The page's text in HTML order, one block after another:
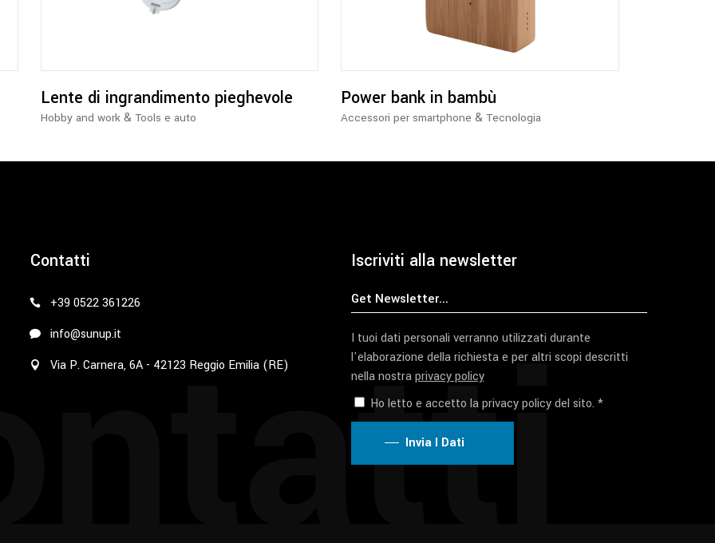
Lente di ingrandimento pieghevole
Hobby and work& Tools e auto
Power bank in bambù
Accessori per smartphone &Tecnologia
Contatti
+39 0522 361226
info@sunup.it
Via P. Carnera, 6A - 42123 Reggio Emilia (RE)
Iscriviti alla newsletter
I tuoi dati personali verranno utilizzati durante
l'elaborazione della richiesta e per altri scopi descritti
nella nostraprivacy policy
Ho letto e accetto la privacy policy del sito. *
Invia I Dati